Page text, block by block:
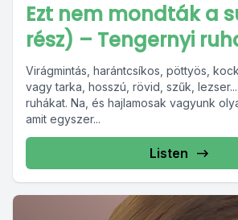
Ezt nem mondták a
rész) – Tengernyi
Virágmintás, harántcsíkos, pöttyös,
vagy tarka, hosszú, rövid, szűk,
ruhákat. Na, és hajlamosak vagyunk
amit egyszer...
Listen